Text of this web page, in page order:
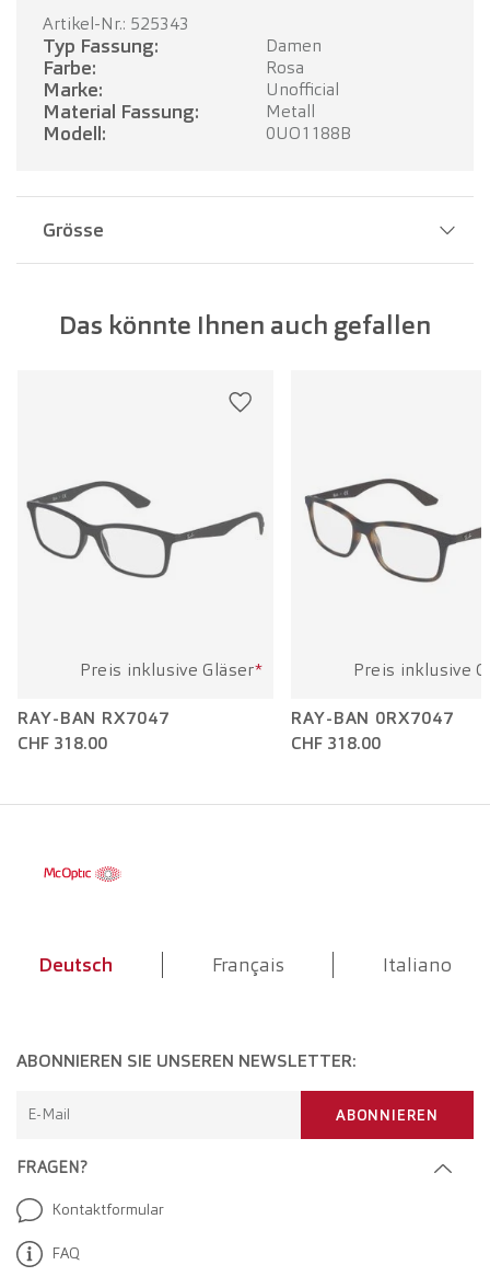
Artikel-Nr.: 525343
Typ Fassung: Damen
Farbe: Rosa
Marke: Unofficial
Material Fassung: Metall
Modell: 0UO1188B
Grösse
Glasbreite: 55 mm
Das könnte Ihnen auch gefallen
Preis inklusive Gläser*
RAY-BAN RX7047
CHF 318.00
Preis inklusive
RAY-BAN 0RX7047
CHF 318.00
Deutsch Français Italiano
FRAGEN?
Kontaktformular
FAQ
ABONNIEREN SIE UNSEREN NEWSLETTER:
E-Mail ABONNIEREN